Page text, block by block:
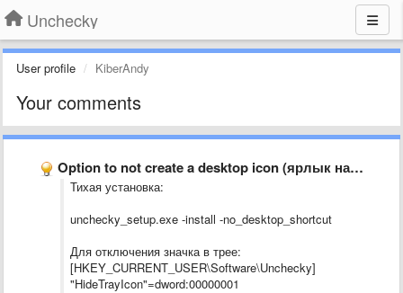
Unchecky
User profile KiberAndy
Your comments
Option to not create a desktop icon (ярлык на рабочем …
Тихая установка:
unchecky_setup.exe -install -no_desktop_shortcut
Для отключения значка в трее:
[HKEY_CURRENT_USER\Software\Unchecky]
"HideTrayIcon"=dword:00000001